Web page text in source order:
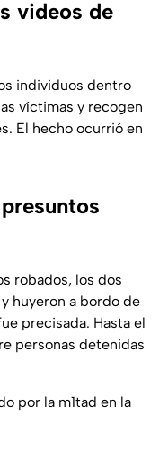
videos de
individuos dentro
víctimas y recogen
El hecho ocurrió en
robados, los dos
huyeron a bordo de
precisada. Hasta el
personas detenidas
por la m1tad en la